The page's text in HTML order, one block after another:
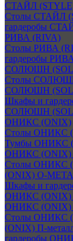
СТАЙЛ
Столы СТАЙЛ
гардеробы
РИВА (RIVA)
Столы РИВА
гардеробы
СОЛЮШН
Столы
СОЛЮШН
Шкафы и
СОЛЮШН
ОНИКС (ONIX)
Столы ОНИКС
Тумбы ОНИКС
ОНИКС
Столы ОНИКС
(ONIX) O-
Шкафы и
ОНИКС
ОНИКС (ONIX)
Столы ОНИКС
(ONIX) П-
гардеробы